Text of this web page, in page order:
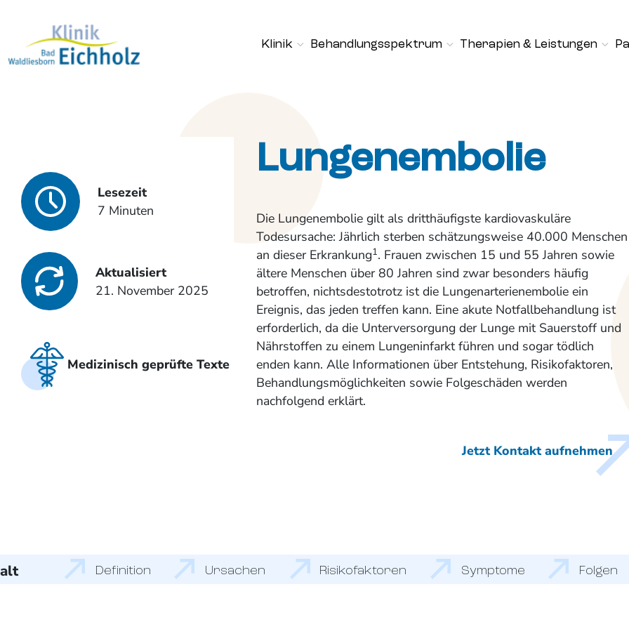
Klinik Behandlungsspektrum Therapien & Leistungen
Lesezeit
7 Minuten
Aktualisiert
21. November 2025
Medizinisch geprüfte Texte
Lungenembolie
Die Lungenembolie gilt als dritthäufigste kardiovaskuläre
Todesursache: Jährlich sterben schätzungsweise 40.000 Menschen
an dieser Erkrankung1. Frauen zwischen 15 und 55 Jahren sowie
ältere Menschen über 80 Jahren sind zwar besonders häufig
betroffen, nichtsdestotrotz ist die Lungenarterienembolie ein
Ereignis, das jeden treffen kann. Eine akute Notfallbehandlung ist
erforderlich, da die Unterversorgung der Lunge mit Sauerstoff und
Nährstoffen zu einem Lungeninfarkt führen und sogar tödlich
enden kann. Alle Informationen über Entstehung, Risikofaktoren,
Behandlungsmöglichkeiten sowie Folgeschäden werden
nachfolgend erklärt.
Jetzt Kontakt aufnehmen
Definition Ursachen Risikofaktoren Symptome Folgen